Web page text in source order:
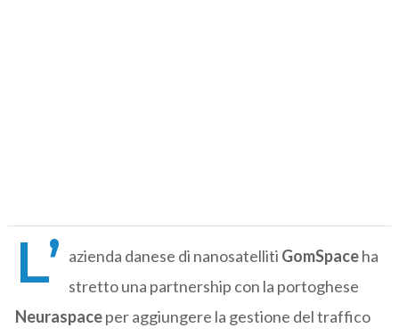
L’ azienda danese di nanosatelliti GomSpaceha
stretto una partnership con la portoghese
Neuraspaceper aggiungere la gestione del traffico